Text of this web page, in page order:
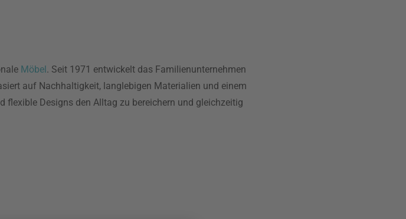
Möbel. Seit 1971 entwickelt das Familienunternehmen
auf Nachhaltigkeit, langlebigen Materialien und einem
flexible Designs den Alltag zu bereichern und gleichzeitig